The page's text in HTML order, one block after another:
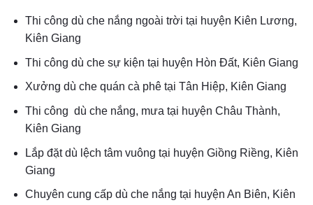
Thi công dù che nắng ngoài trời tại huyện Kiên Lương,
Kiên Giang
Thi công dù che sự kiện tại huyện Hòn Đất, Kiên Giang
Xưởng dù che quán cà phê tại Tân Hiệp, Kiên Giang
Thi công dù che nắng, mưa tại huyện Châu Thành,
Kiên Giang
Lắp đặt dù lệch tâm vuông tại huyện Giồng Riềng, Kiên
Giang
Chuyên cung cấp dù che nắng tại huyện An Biên, Kiên